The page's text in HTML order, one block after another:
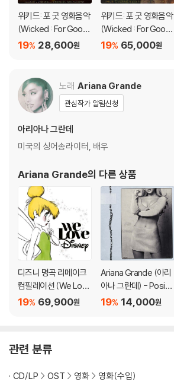
위키드: 포 굿 영화음악
(Wicked : For Good
- The Soundtrack)
28,600원
19%
위키드: 포 굿 영화음악
(Wicked : For Good
- The Soundtrack)
65,000원
19%
노래 Ariana Grande
관심작가 알림신청
아리아나 그란데
미국의 싱어송라이터, 배우
Ariana Grande의 다른 상품
디즈니 명곡 리메이크
컴필레이션 (We Love
Disney) [2LP]
69,900원
19%
Ariana Grande (아리
아나 그란데) - Positio
ns
14,000원
19%
관련 분류
CD/LP OST 영화
영화(수입)